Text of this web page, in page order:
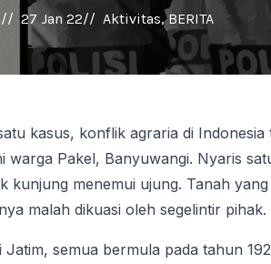
// 27 Jan 22// Aktivitas BERITA
kasus, konflik agraria di
warga Pakel, Banyuwangi. Nyaris
kunjung menemui ujung. Tanah
malah dikuasi oleh segelintir pihak.
Jatim, semua bermula pada tahun